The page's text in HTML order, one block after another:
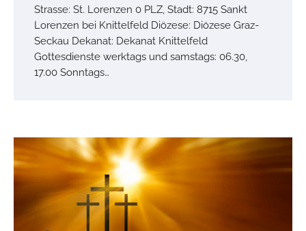
Strasse: St. Lorenzen 0 PLZ, Stadt: 8715 Sankt
Lorenzen bei Knittelfeld Diözese: Diözese Graz-
Seckau Dekanat: Dekanat Knittelfeld
Gottesdienste werktags und samstags: 06.30,
17.00 Sonntags…